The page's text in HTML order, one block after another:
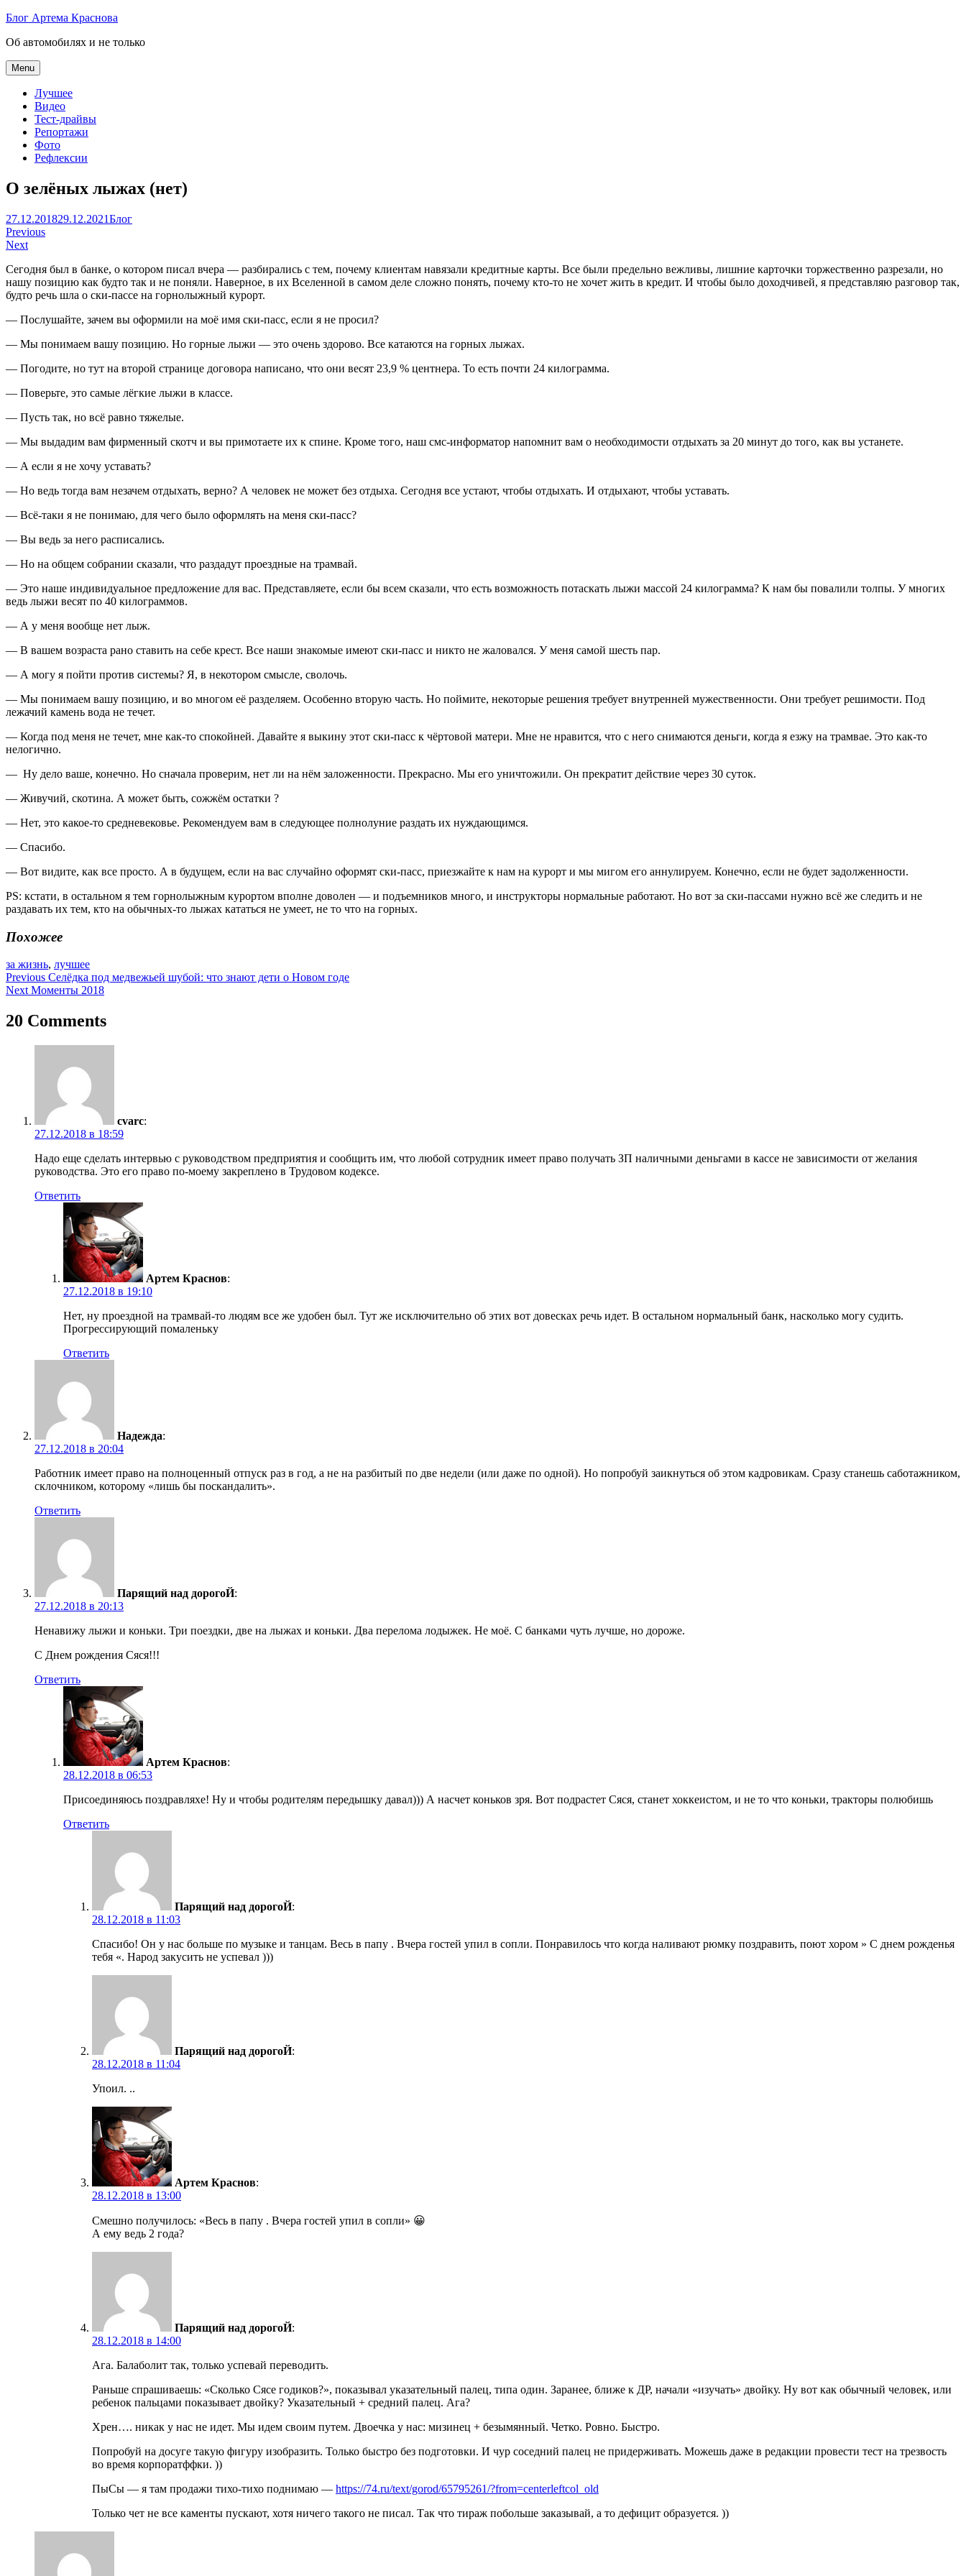
Skip
content
Блог Артема Краснова
Об автомобилях и не только
Menu
Лучшее
Видео
Тест-драйвы
Репортажи
Фото
Рефлексии
О зелёных лыжах (нет)
Артем
Краснов
27.12.201829.12.2021Блог
Навигация
по
записям
Previous
Next
Сегодня был в банке, о котором писал вчера — разбирались с тем, почему клиентам навязали кредитные карты. Все были предельно вежливы, лишние карточки торжественно разрезали, но
нашу позицию как будто так и не поняли. Наверное, в их Вселенной в самом деле сложно понять, почему кто-то не хочет жить в кредит. И чтобы было доходчивей, я представляю разговор так,
будто речь шла о ски-пассе на горнолыжный курорт.
— Послушайте, зачем вы оформили на моё имя ски-пасс, если я не просил?
— Мы понимаем вашу позицию. Но горные лыжи — это очень здорово. Все катаются на горных лыжах.
— Погодите, но тут на второй странице договора написано, что они весят 23,9 % центнера. То есть почти 24 килограмма.
— Поверьте, это самые лёгкие лыжи в классе.
— Пусть так, но всё равно тяжелые.
— Мы выдадим вам фирменный скотч и вы примотаете их к спине. Кроме того, наш смс-информатор напомнит вам о необходимости отдыхать за 20 минут до того, как вы устанете.
— А если я не хочу уставать?
— Но ведь тогда вам незачем отдыхать, верно? А человек не может без отдыха. Сегодня все устают, чтобы отдыхать. И отдыхают, чтобы уставать.
— Всё-таки я не понимаю, для чего было оформлять на меня ски-пасс?
— Вы ведь за него расписались.
— Но на общем собрании сказали, что раздадут проездные на трамвай.
— Это наше индивидуальное предложение для вас. Представляете, если бы всем сказали, что есть возможность потаскать лыжи массой 24 килограмма? К нам бы повалили толпы. У многих
ведь лыжи весят по 40 килограммов.
— А у меня вообще нет лыж.
— В вашем возраста рано ставить на себе крест. Все наши знакомые имеют ски-пасс и никто не жаловался. У меня самой шесть пар.
— А могу я пойти против системы? Я, в некотором смысле, сволочь.
— Мы понимаем вашу позицию, и во многом её разделяем. Особенно вторую часть. Но поймите, некоторые решения требует внутренней мужественности. Они требует решимости. Под
лежачий камень вода не течет.
— Когда под меня не течет, мне как-то спокойней. Давайте я выкину этот ски-пасс к чёртовой матери. Мне не нравится, что с него снимаются деньги, когда я езжу на трамвае. Это как-то
нелогично.
— Ну дело ваше, конечно. Но сначала проверим, нет ли на нём заложенности. Прекрасно. Мы его уничтожили. Он прекратит действие через 30 суток.
— Живучий, скотина. А может быть, сожжём остатки ?
— Нет, это какое-то средневековье. Рекомендуем вам в следующее полнолуние раздать их нуждающимся.
— Спасибо.
— Вот видите, как все просто. А в будущем, если на вас случайно оформят ски-пасс, приезжайте к нам на курорт и мы мигом его аннулируем. Конечно, если не будет задолженности.
PS: кстати, в остальном я тем горнолыжным курортом вполне доволен — и подъемников много, и инструкторы нормальные работают. Но вот за ски-пассами нужно всё же следить и не
раздавать их тем, кто на обычных-то лыжах кататься не умеет, не то что на горных.
Похожее
за жизнь, лучшее
Навигация
по
записям
Previous Селёдка под медвежьей шубой: что знают дети о Новом годе
Next Моменты 2018
20 Comments
cvarc:
27.12.2018 в 18:59
Надо еще сделать интервью с руководством предприятия и сообщить им, что любой сотрудник имеет право получать ЗП наличными деньгами в кассе не зависимости от желания
руководства. Это его право по-моему закреплено в Трудовом кодексе.
Ответить
Артем Краснов:
27.12.2018 в 19:10
Нет, ну проездной на трамвай-то людям все же удобен был. Тут же исключительно об этих вот довесках речь идет. В остальном нормальный банк, насколько могу судить.
Прогрессирующий помаленьку
Ответить
Надежда:
27.12.2018 в 20:04
Работник имеет право на полноценный отпуск раз в год, а не на разбитый по две недели (или даже по одной). Но попробуй заикнуться об этом кадровикам. Сразу станешь саботажником,
склочником, которому «лишь бы поскандалить».
Ответить
Парящий над дорогоЙ:
27.12.2018 в 20:13
Ненавижу лыжи и коньки. Три поездки, две на лыжах и коньки. Два перелома лодыжек. Не моё. С банками чуть лучше, но дороже.
С Днем рождения Сяся!!!
Ответить
Артем Краснов:
28.12.2018 в 06:53
Присоединяюсь поздравляхе! Ну и чтобы родителям передышку давал))) А насчет коньков зря. Вот подрастет Сяся, станет хоккеистом, и не то что коньки, тракторы полюбишь
Ответить
Парящий над дорогоЙ:
28.12.2018 в 11:03
Спасибо! Он у нас больше по музыке и танцам. Весь в папу . Вчера гостей упил в сопли. Понравилось что когда наливают рюмку поздравить, поют хором » С днем рожденья
тебя «. Народ закусить не успевал )))
Парящий над дорогоЙ:
28.12.2018 в 11:04
Упоил. ..
Артем Краснов:
28.12.2018 в 13:00
Смешно получилось: «Весь в папу . Вчера гостей упил в сопли» 😀
А ему ведь 2 года?
Парящий над дорогоЙ:
28.12.2018 в 14:00
Ага. Балаболит так, только успевай переводить.
Раньше спрашиваешь: «Сколько Сясе годиков?», показывал указательный палец, типа один. Заранее, ближе к ДР, начали «изучать» двойку. Ну вот как обычный человек, или
ребенок пальцами показывает двойку? Указательный + средний палец. Ага?
Хрен…. никак у нас не идет. Мы идем своим путем. Двоечка у нас: мизинец + безымянный. Четко. Ровно. Быстро.
Попробуй на досуге такую фигуру изобразить. Только быстро без подготовки. И чур соседний палец не придерживать. Можешь даже в редакции провести тест на трезвость
во время корпоратффки. ))
ПыСы — я там продажи тихо-тихо поднимаю — https://74.ru/text/gorod/65795261/?from=centerleftcol_old
Только чет не все каменты пускают, хотя ничего такого не писал. Так что тираж побольше заказывай, а то дефицит образуется. ))